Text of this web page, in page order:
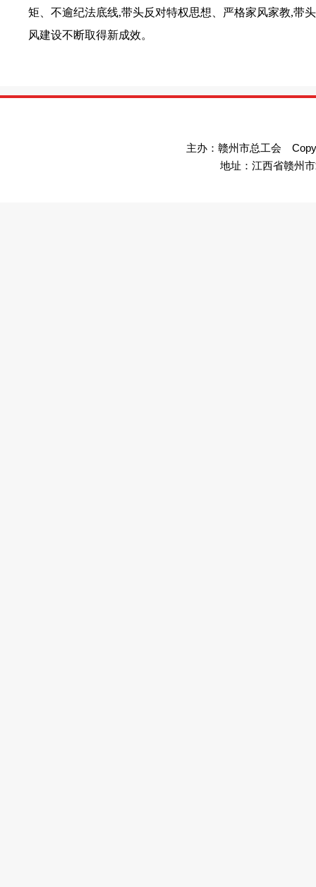
矩、不逾纪法底线,带头反对特权思想、严格家风家教,带
风建设不断取得新成效。
主办：赣州市总工会
地址：江西省赣州